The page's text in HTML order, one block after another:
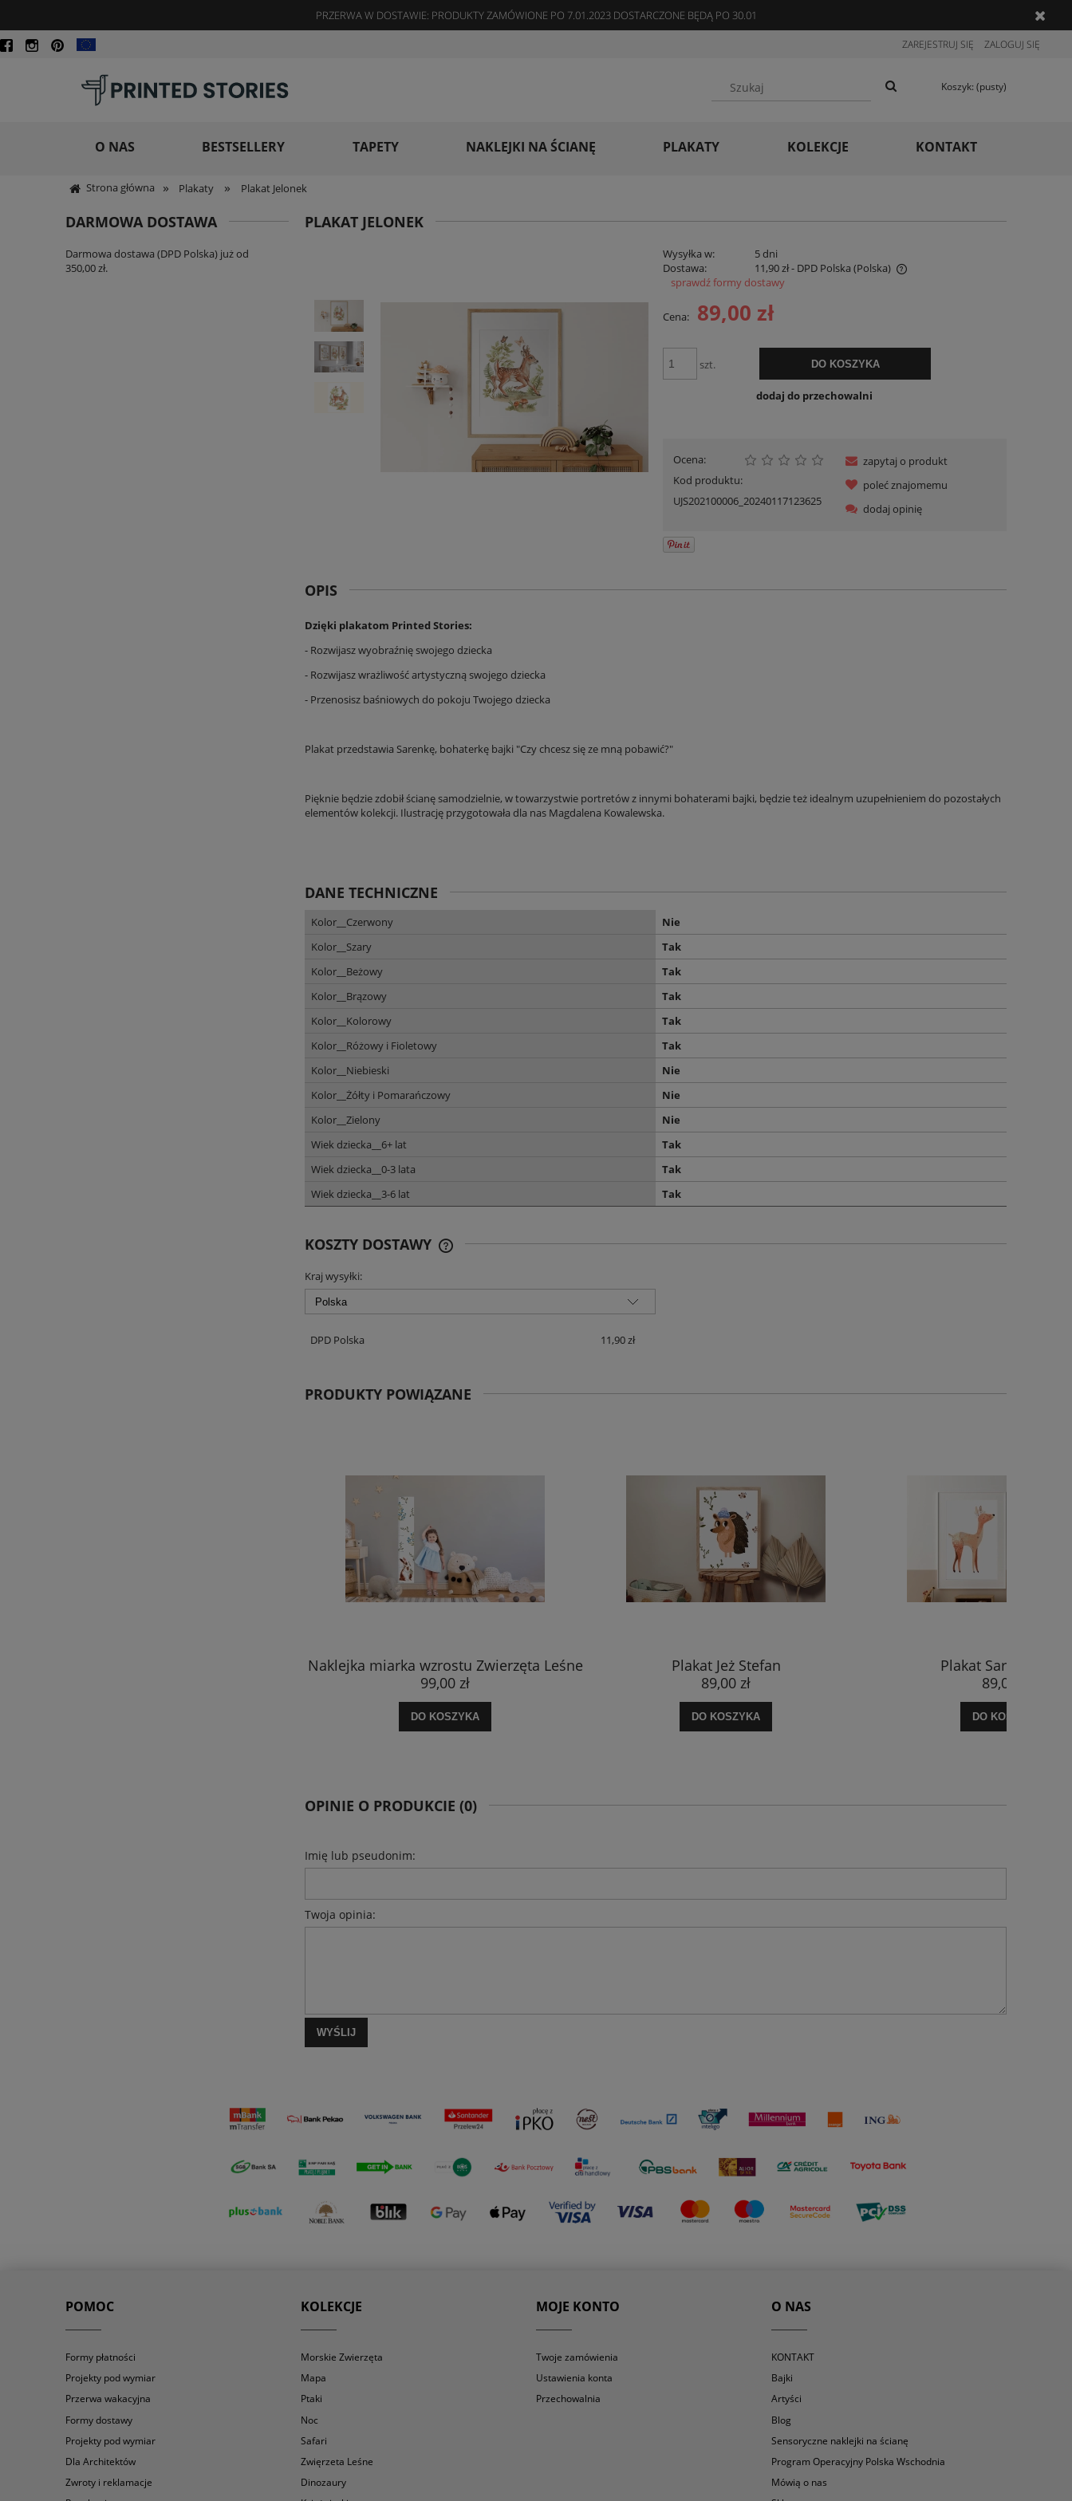
PRZERWA W DOSTAWIE: PRODUKTY ZAMÓWIONE PO 7.01.2023 DOSTARCZONE BĘDĄ PO 30.01
ZAREJESTRUJ SIĘ ZALOGUJ SIĘ
Koszyk: (pusty)
O NAS BESTSELLERY TAPETY NAKLEJKI NA ŚCIANĘ PLAKATY KOLEKCJE KONTAKT
Strona główna » Plakaty » Plakat Jelonek
DARMOWA DOSTAWA
Darmowa dostawa (DPD Polska) już od
350,00 zł.
PLAKAT JELONEK
Wysyłka w:
5 dni
Dostawa:
11,90 zł- DPD Polska (Polska)
Cena nie zawiera ewentualnych kosztów
płatności
sprawdź formy dostawy
Cena: 89,00 zł
szt. DO KOSZYKA
dodaj do przechowalni
Ocena:
Kod produktu:
UJS202100006_20240117123625
zapytaj o produkt
poleć znajomemu
dodaj opinię
OPIS
Dzięki plakatom Printed Stories:
- Rozwijasz wyobraźnię swojego dziecka
- Rozwijasz wrażliwość artystyczną swojego dziecka
- Przenosisz baśniowych do pokoju Twojego dziecka
Plakat przedstawia Sarenkę, bohaterkę bajki "Czy chcesz się ze mną pobawić?"
Pięknie będzie zdobił ścianę samodzielnie, w towarzystwie portretów z innymi bohaterami bajki, będzie też idealnym uzupełnieniem do pozostałych
elementów kolekcji. Ilustrację przygotowała dla nas Magdalena Kowalewska.
DANE TECHNICZNE
Kolor__Czerwony
Nie
Kolor__Szary
Tak
Kolor__Beżowy
Tak
Kolor__Brązowy
Tak
Kolor__Kolorowy
Tak
Kolor__Różowy i Fioletowy
Tak
Kolor__Niebieski
Nie
Kolor__Żółty i Pomarańczowy
Nie
Kolor__Zielony
Nie
Wiek dziecka__6+ lat
Tak
Wiek dziecka__0-3 lata
Tak
Wiek dziecka__3-6 lat
Tak
KOSZTY DOSTAWY
CENA NIE ZAWIERA EWENTUALNYCH
Kraj wysyłki:
DPD Polska 11,90 zł
PRODUKTY POWIĄZANE
Naklejka miarka wzrostu Zwierzęta Leśne
99,00 zł
DO KOSZYKA
Plakat Jeż Stefan
89,00 zł
DO KOSZYKA
Plakat Sarna
89,00 zł
DO KOSZYKA
OPINIE O PRODUKCIE (0)
Imię lub pseudonim:
Twoja opinia:
WYŚLIJ
POMOC
Formy płatności
Projekty pod wymiar
Przerwa wakacyjna
Formy dostawy
Projekty pod wymiar
Dla Architektów
Zwroty i reklamacje
KOLEKCJE
Morskie Zwierzęta
Mapa
Ptaki
Noc
Safari
Zwięrzeta Leśne
Dinozaury
MOJE KONTO
Twoje zamówienia
Ustawienia konta
Przechowalnia
O NAS
KONTAKT
Bajki
Artyści
Blog
Sensoryczne naklejki na ścianę
Program Operacyjny Polska Wschodnia
Mówią o nas